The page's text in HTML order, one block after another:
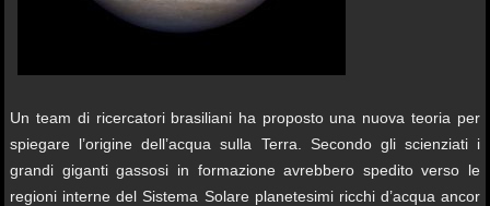
Un team di ricercatori brasiliani ha proposto una nuova teoria per
spiegare l’origine dell’acqua sulla Terra. Secondo gli scienziati i
grandi giganti gassosi in formazione avrebbero spedito verso le
regioni interne del Sistema Solare planetesimi ricchi d’acqua ancor